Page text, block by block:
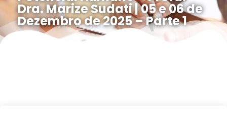
Dra. Marize Sudati | 05 e 06 de
Dezembro de 2025 – Parte 1